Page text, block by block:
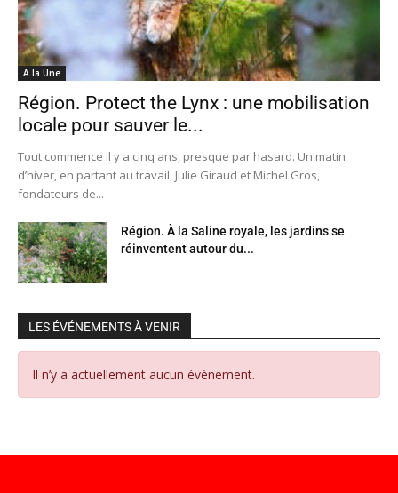
A la Une
Région. Protect the Lynx : une mobilisation
locale pour sauver le...
Tout commence il y a cinq ans, presque par hasard. Un matin
d’hiver, en partant au travail, Julie Giraud et Michel Gros,
fondateurs de...
Région. À la Saline royale, les jardins se
réinventent autour du...
LES ÉVÉNEMENTS À VENIR
Il n’y a actuellement aucun évènement.